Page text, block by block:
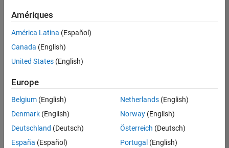
Actuellement,
aucune
offre
d'emploi
correspondant
à vos
critères
de
recherche.
Vous
Amériques
América Latina (Español)
Canada (English)
United States (English)
Europe
Belgium (English)
Denmark (English)
Deutschland (Deutsch)
España (Español)
Netherlands(English)
Norway(English)
Österreich (Deutsch)
Portugal (English)